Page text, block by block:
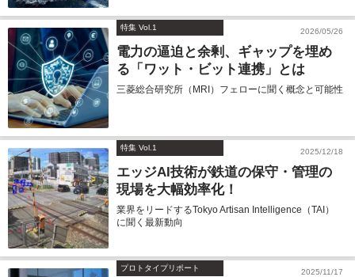
特集 Vol.1 2026/05/26
電力の逼迫と余剰、ギャップを埋め
る「ワット・ビット連携」とは
三菱総合研究所（MRI）フェローに聞く概念と可能性
特集 Vol.1 2025/12/18
エッジAI技術が鉄道の保守・管理の
現場を大幅効率化！
業界をリードするTokyo Artisan Intelligence（TAI）
に聞く最新動向
プロトタイプリポート 2025/11/17